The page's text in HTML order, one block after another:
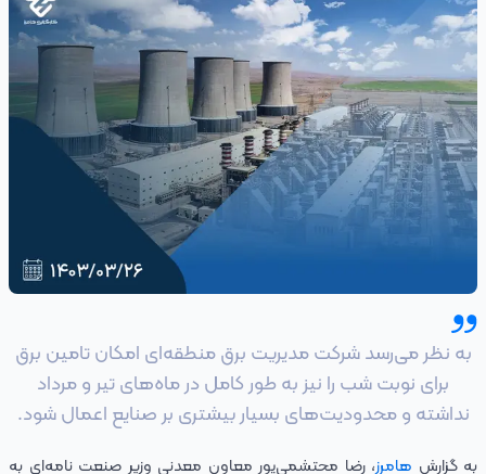
به نظر می‌رسد شرکت مدیریت برق منطقه‌ای امکان تامین برق
برای نوبت شب را نیز به طور کامل در ماه‌های تیر و مرداد
نداشته و محدودیت‌های بسیار بیشتری بر صنایع اعمال شود.
به گزارش هامرز، رضا محتشمی‌پور معاون معدنی وزیر صنعت نامه‌ای به